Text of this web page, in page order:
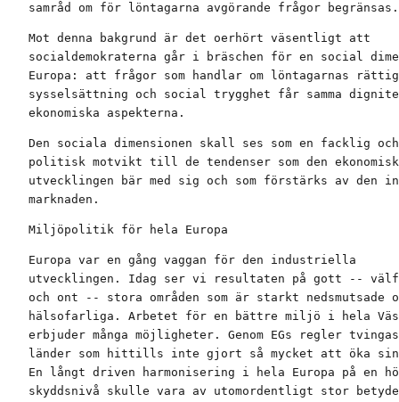
samråd om för löntagarna avgörande frågor begränsas.
Mot denna bakgrund är det oerhört väsentligt att
socialdemokraterna går i bräschen för en social
Europa: att frågor som handlar om löntagarnas
sysselsättning och social trygghet får samma
ekonomiska aspekterna.
Den sociala dimensionen skall ses som en facklig och
politisk motvikt till de tendenser som den
utvecklingen bär med sig och som förstärks av den
marknaden.
Miljöpolitik för hela Europa
Europa var en gång vaggan för den industriella
utvecklingen. Idag ser vi resultaten på gott --
och ont -- stora områden som är starkt nedsmutsade
hälsofarliga. Arbetet för en bättre miljö i hela
erbjuder många möjligheter. Genom EGs regler
länder som hittills inte gjort så mycket att öka
En långt driven harmonisering i hela Europa på en
skyddsnivå skulle vara av utomordentligt stor